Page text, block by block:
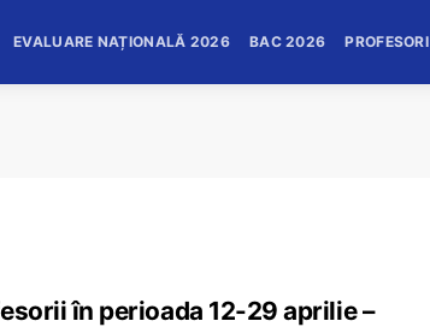
EVALUARE NAȚIONALĂ 2026 BAC 2026 PROFESORI
în perioada 12-29 aprilie –